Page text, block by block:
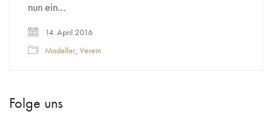
nun ein…
14. April 2016
Modeller, Verein
Folge uns